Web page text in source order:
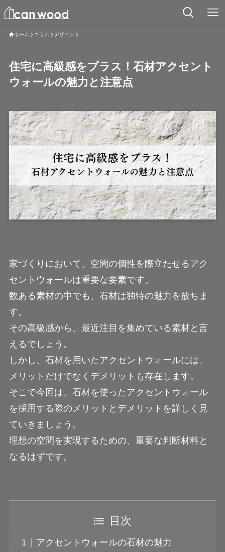
ホーム コラム デザイン
住宅に高級感をプラス！石材アクセント
ウォールの魅力と注意点
家づくりにおいて、空間の個性を際立たせるアク
セントウォールは重要な要素です。
数ある素材の中でも、石材は独特の魅力を放ちま
す。
その高級感から、最近注目を集めている素材と言
えるでしょう。
しかし、石材を用いたアクセントウォールには、
メリットだけでなくデメリットも存在します。
そこで今回は、石材を使ったアクセントウォール
を採用する際のメリットとデメリットを詳しく見
ていきましょう。
理想の空間を実現するための、重要な判断材料と
なるはずです。
目次
アクセントウォールの石材の魅力